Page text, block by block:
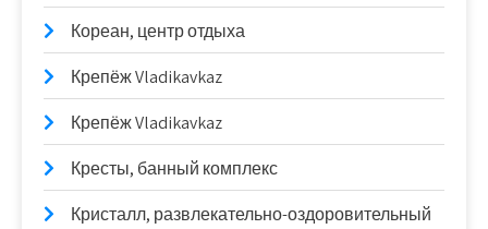
Кореан, центр отдыха
Крепёж Vladikavkaz
Крепёж Vladikavkaz
Кресты, банный комплекс
Кристалл, развлекательно-оздоровительный